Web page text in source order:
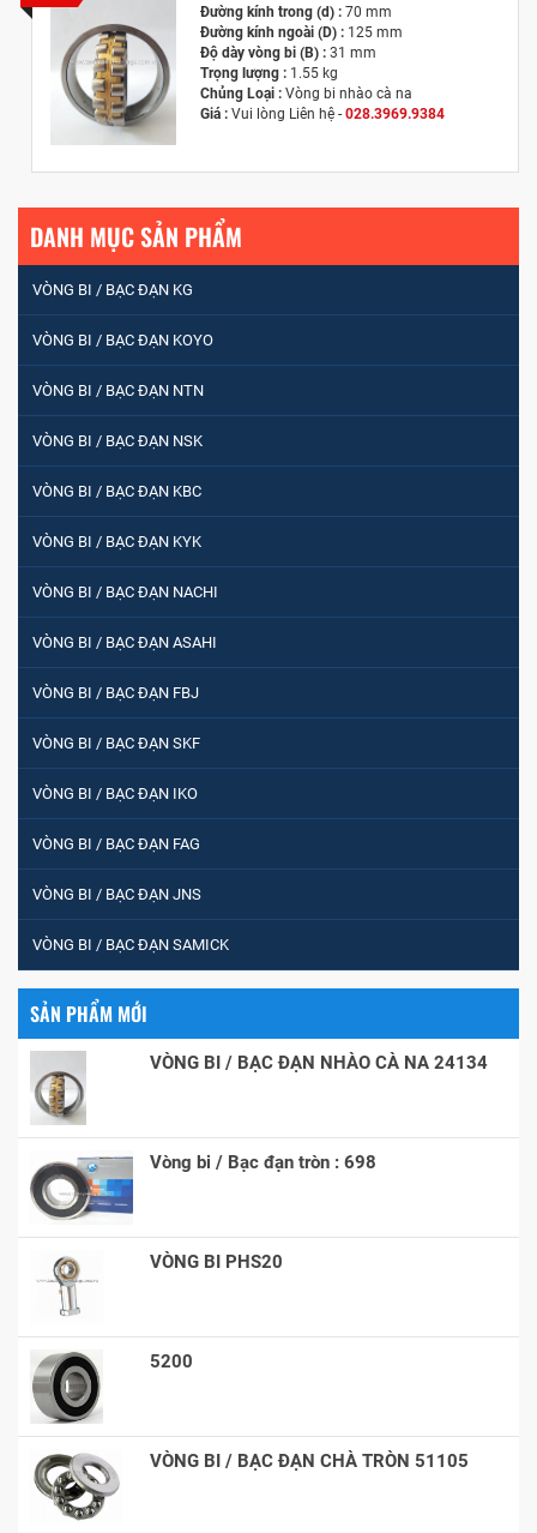
Đường kính trong (d) :70 mm
Đường kính ngoài (D) :125 mm
Độ dày vòng bi (B) :31 mm
Trọng lượng : 1.55 kg
Chủng Loại : Vòng bi nhào cà na
Giá :Vui lòng Liên hệ - 028.3969.9384
DANH MỤC SẢN PHẨM
VÒNG BI / BẠC ĐẠN KG
VÒNG BI / BẠC ĐẠN KOYO
VÒNG BI / BẠC ĐẠN NTN
VÒNG BI / BẠC ĐẠN NSK
VÒNG BI / BẠC ĐẠN KBC
VÒNG BI / BẠC ĐẠN KYK
VÒNG BI / BẠC ĐẠN NACHI
VÒNG BI / BẠC ĐẠN ASAHI
VÒNG BI / BẠC ĐẠN FBJ
VÒNG BI / BẠC ĐẠN SKF
VÒNG BI / BẠC ĐẠN IKO
VÒNG BI / BẠC ĐẠN FAG
VÒNG BI / BẠC ĐẠN JNS
VÒNG BI / BẠC ĐẠN SAMICK
SẢN PHẨM MỚI
VÒNG BI / BẠC ĐẠN NHÀO CÀ NA 24134
Vòng bi / Bạc đạn tròn : 698
VÒNG BI PHS20
5200
VÒNG BI / BẠC ĐẠN CHÀ TRÒN 51105